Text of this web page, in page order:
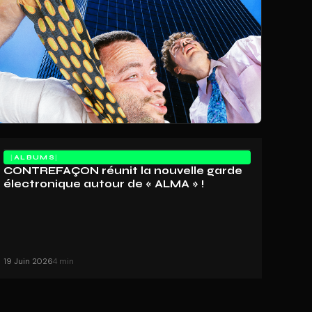
ALBUMS
CONTREFAÇON réunit la nouvelle garde
électronique autour de « ALMA » !
19 Juin 20264 min